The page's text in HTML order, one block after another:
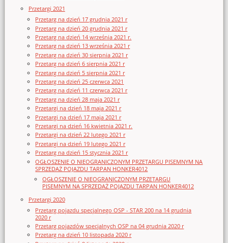
Przetargi 2021
Przetarg na dzień 17 grudnia 2021 r
Przetarg na dzień 20 grudnia 2021 r
Przetarg na dzień 14 września 2021 r.
Przetarg na dzień 13 września 2021 r
Przetarg na dzień 30 sierpnia 2021 r
Przetarg na dzień 6 sierpnia 2021 r
Przetarg na dzień 5 sierpnia 2021 r
Przetarg na dzień 25 czerwca 2021
Przetarg na dzień 11 czerwca 2021 r
Przetarg na dzień 28 maja 2021 r
Przetargi na dzień 18 maja 2021 r
Przetargi na dzień 17 maja 2021 r
Przetargi na dzień 16 kwietnia 2021 r.
Przetargi na dzień 22 lutego 2021 r
Przetargi na dzień 19 lutego 2021 r
Przetarg na dzień 15 stycznia 2021 r
OGŁOSZENIE O NIEOGRANICZONYM PRZETARGU PISEMNYM NA
SPRZEDAŻ POJAZDU TARPAN HONKER4012
OGŁOSZENIE O NIEOGRANICZONYM PRZETARGU
PISEMNYM NA SPRZEDAŻ POJAZDU TARPAN HONKER4012
Przetargi 2020
Przetarg pojazdu specjalnego OSP - STAR 200 na 14 grudnia
2020 r
Przetarg pojazdów specjalnych OSP na 04 grudnia 2020 r
Przetarg na dzień 10 listopada 2020 r